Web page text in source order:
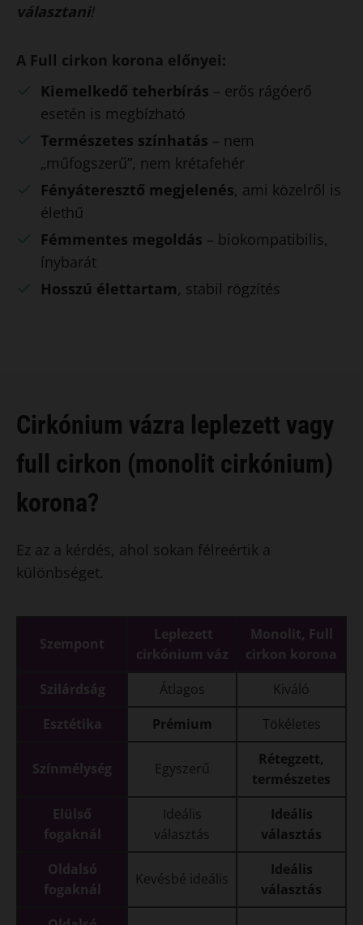
választani!
A Full cirkon korona előnyei:
Kiemelkedő teherbírás – erős rágóerő
esetén is megbízható
Természetes színhatás – nem
„műfogszerű”, nem krétafehér
Fényáteresztő megjelenés, ami közelről is
élethű
Fémmentes megoldás – biokompatibilis,
ínybarát
Hosszú élettartam, stabil rögzítés
Cirkónium vázra leplezett vagy
full cirkon (monolit cirkónium)
korona?
Ez az a kérdés, ahol sokan félreértik a
különbséget.
Szempont
Leplezett
cirkónium váz
Monolit, Full
cirkon korona
Szilárdság
Átlagos
Kiváló
Esztétika
Prémium Tökéletes
Színmélység Egyszerű
Rétegzett,
természetes
Elülső
fogaknál
Ideális
választás
Ideális
választás
Oldalsó
fogaknál
Kevésbé ideális
Ideális
választás